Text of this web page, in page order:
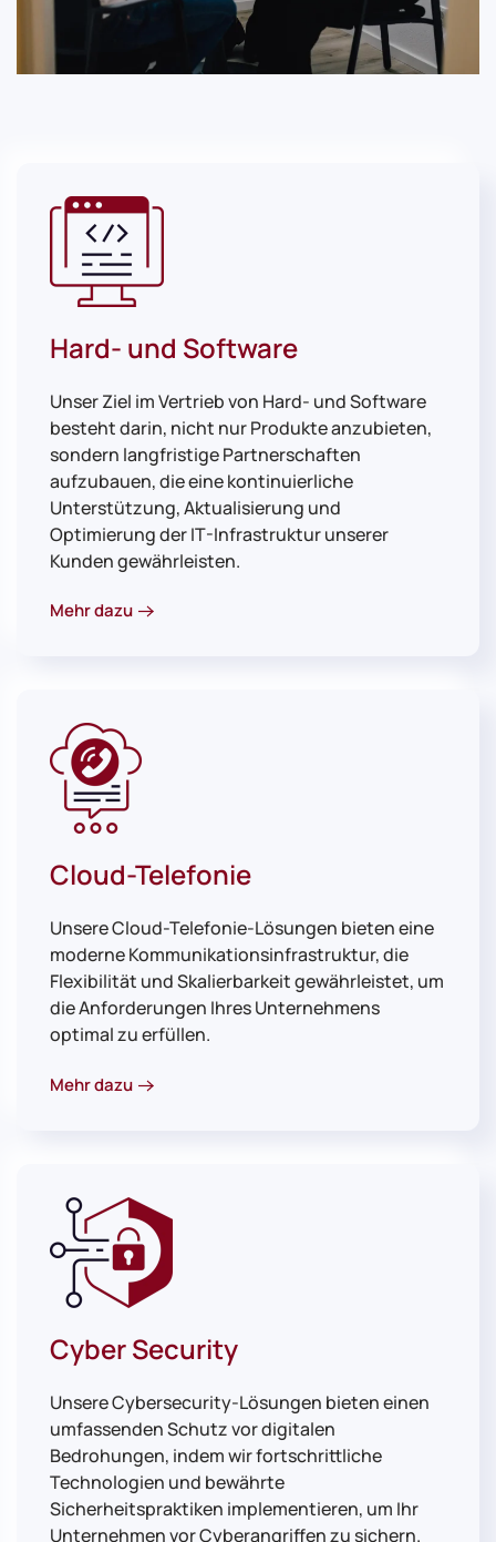
Hard- und Software
Unser Ziel im Vertrieb von Hard- und Software
besteht darin, nicht nur Produkte anzubieten,
sondern langfristige Partnerschaften
aufzubauen, die eine kontinuierliche
Unterstützung, Aktualisierung und
Optimierung der IT-Infrastruktur unserer
Kunden gewährleisten.
Mehr dazu
Cloud-Telefonie
Unsere Cloud-Telefonie-Lösungen bieten eine
moderne Kommunikationsinfrastruktur, die
Flexibilität und Skalierbarkeit gewährleistet, um
die Anforderungen Ihres Unternehmens
optimal zu erfüllen.
Mehr dazu
Cyber Security
Unsere Cybersecurity-Lösungen bieten einen
umfassenden Schutz vor digitalen
Bedrohungen, indem wir fortschrittliche
Technologien und bewährte
Sicherheitspraktiken implementieren, um Ihr
Unternehmen vor Cyberangriffen zu sichern.